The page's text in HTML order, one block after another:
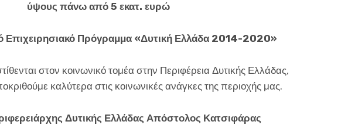
ύψους πάνω από 5 εκατ. ευρώ
Επιχειρησιακό Πρόγραμμα «Δυτική Ελλάδα 2014-2020»
στον κοινωνικό τομέα στην Περιφέρεια Δυτικής Ελλάδας,
καλύτερα στις κοινωνικές ανάγκες της περιοχής μας.
Δυτικής Ελλάδας Απόστολος Κατσιφάρας